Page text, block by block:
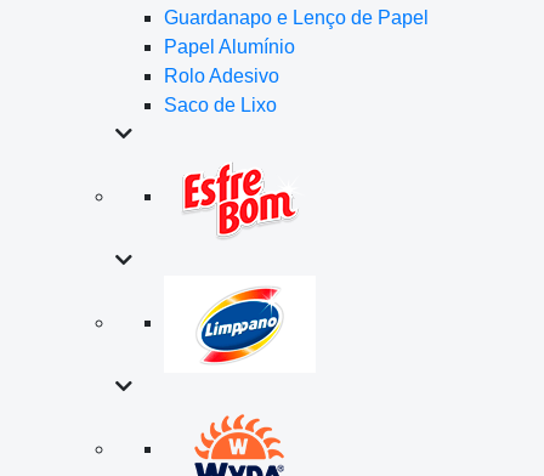
Guardanapo e Lenço de Papel
Papel Alumínio
Rolo Adesivo
Saco de Lixo